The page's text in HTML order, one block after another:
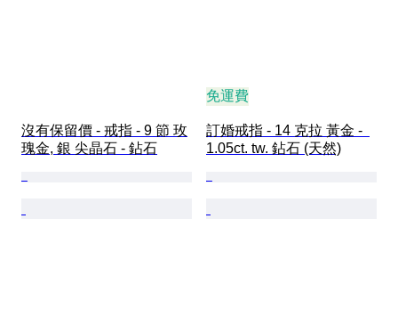
沒有保留價 - 戒指 - 9 節 玫
瑰金, 銀 尖晶石 - 鉆石
免運費
訂婚戒指 - 14 克拉 黃金 -
1.05ct. tw. 鉆石 (天然)